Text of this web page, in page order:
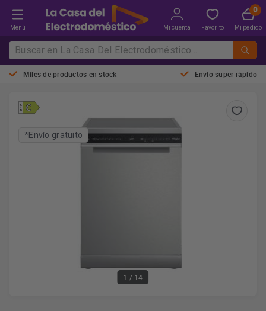
Menú Mi cuenta Favorito Mi pedido
Miles de productos en stock Envio super rápido
1 / 14
*Envío gratuito